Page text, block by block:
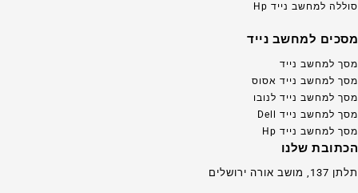
סוללה למחשב נייד Hp
מסכים למחשב נייד
מסך למחשב נייד
מסך למחשב נייד אסוס
מסך למחשב נייד לנובו
מסך למחשב נייד Dell
מסך למחשב נייד Hp
הכתובת שלנו
תלתן 137, מושב אורה ירושלים